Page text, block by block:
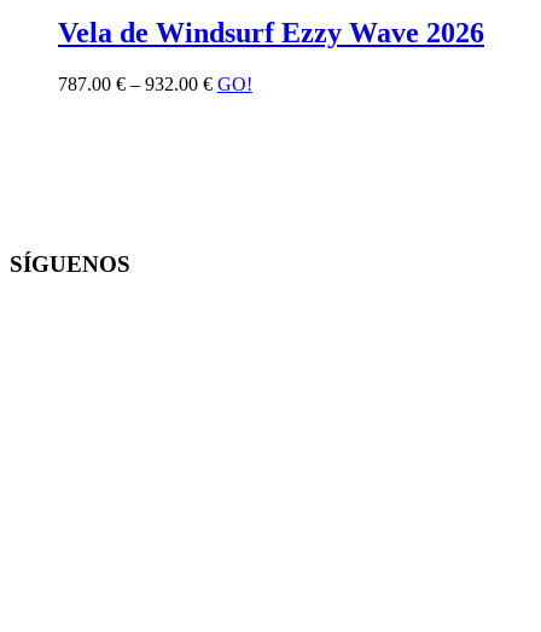
Vela de Windsurf Ezzy Wave 2026
787.00 € – 932.00 € GO!
SÍGUENOS